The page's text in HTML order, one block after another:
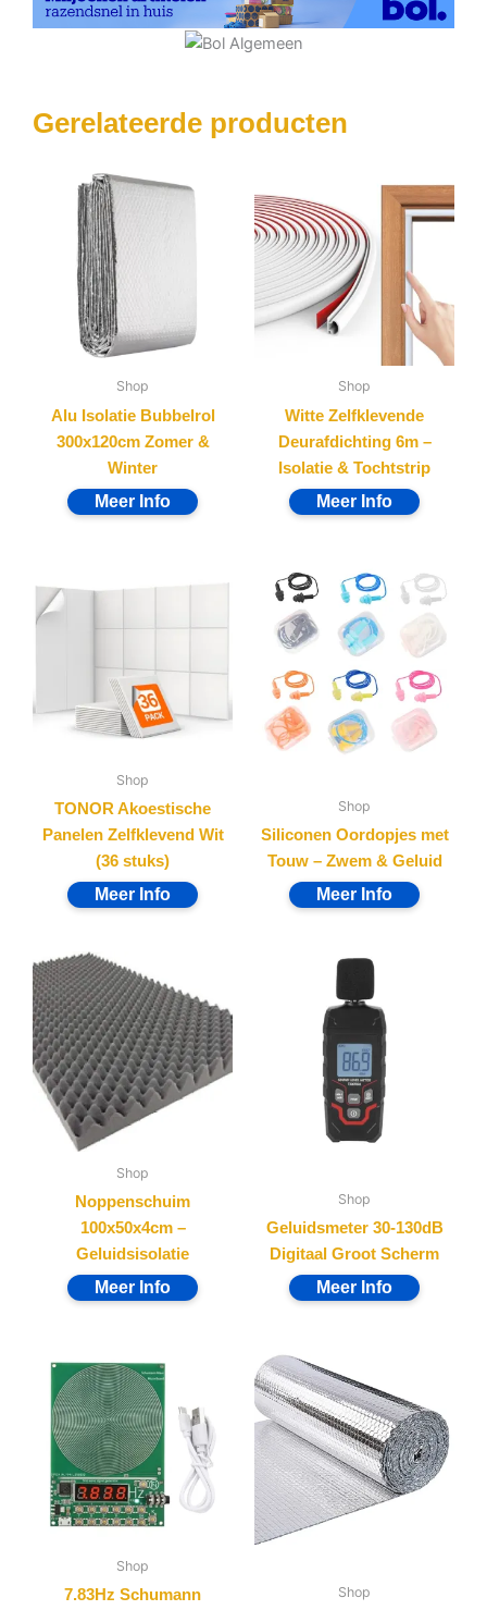
Gerelateerde producten
Shop
Alu Isolatie Bubbelrol
300x120cm Zomer &
Winter
Shop
Witte Zelfklevende
Deurafdichting 6m –
Isolatie & Tochtstrip
Shop
TONOR Akoestische
Panelen Zelfklevend Wit
(36 stuks)
Shop
Siliconen Oordopjes met
Touw – Zwem & Geluid
Shop
Noppenschuim
100x50x4cm –
Geluidsisolatie
Shop
Geluidsmeter 30-130dB
Digitaal Groot Scherm
Shop
7.83Hz Schumann
Shop